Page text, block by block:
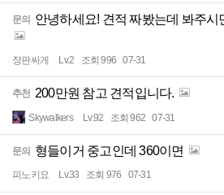
문의 안녕하세요! 견적 짜봤는데 봐주시
장판싸게 Lv.2 조회 996 07-31
추천 200만원 참고 견적입니다.
Skywalkers Lv.92 조회 962 07-31
문의 형들이거 중고인데 360이면
피노키요 Lv.33 조회 976 07-31